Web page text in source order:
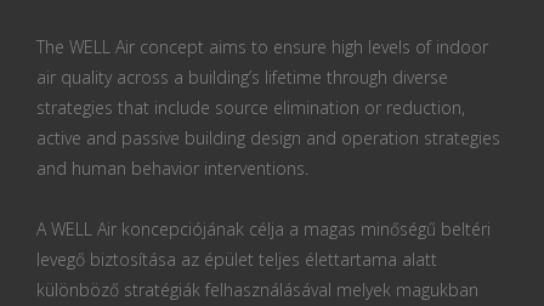
The WELL Air concept aims to ensure high levels of indoor
air quality across a building’s lifetime through diverse
strategies that include source elimination or reduction,
active and passive building design and operation strategies
and human behavior interventions.
A WELL Air koncepciójának célja a magas minőségű beltéri
levegő biztosítása az épület teljes élettartama alatt
különböző stratégiák felhasználásával melyek magukban